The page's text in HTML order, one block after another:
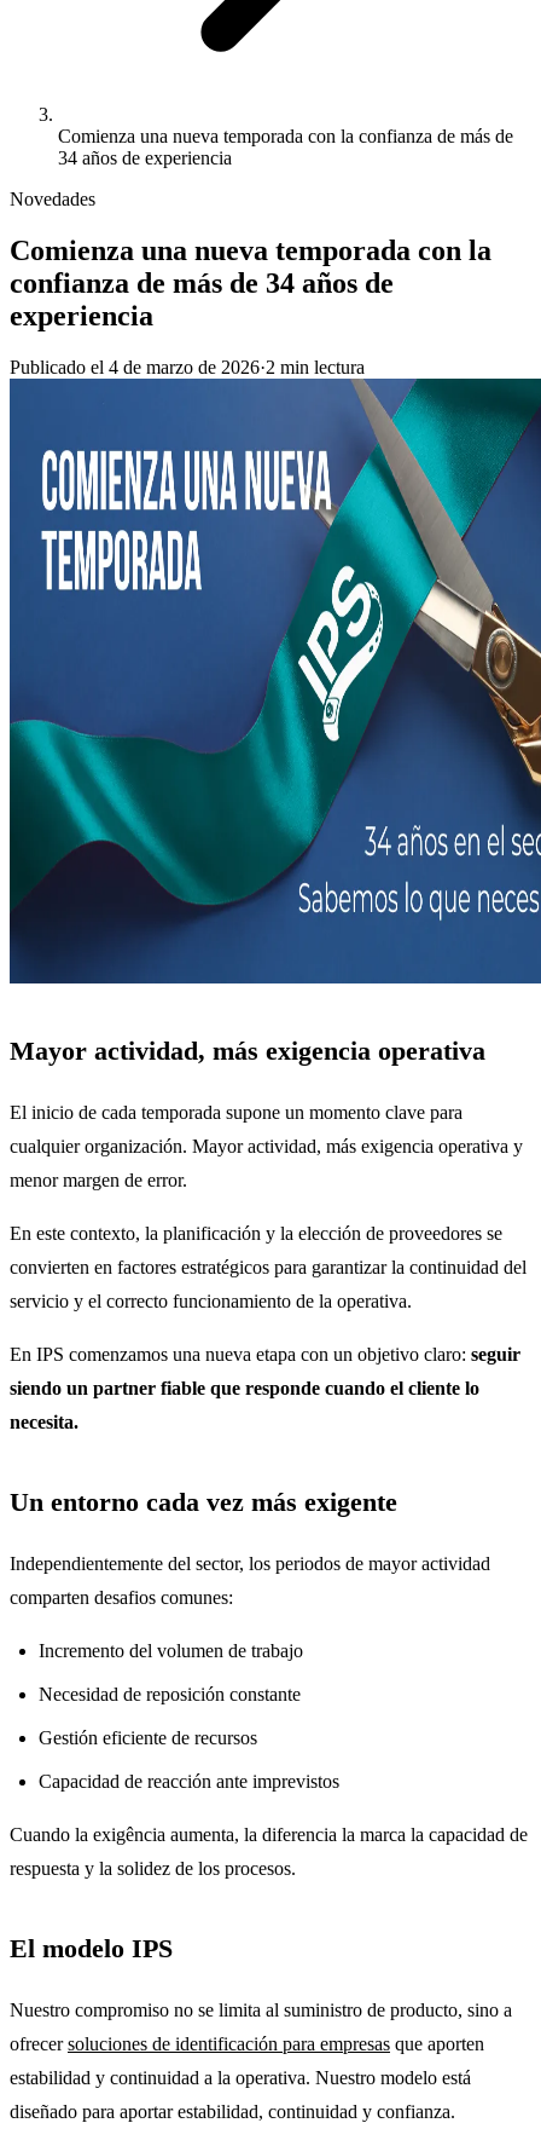
Comienza una nueva temporada con la confianza de más de
34 años de experiencia
Novedades
Comienza una nueva temporada con la
confianza de más de 34 años de
experiencia
Publicado el 4 de marzo de 2026·2 min lectura
Mayor actividad, más exigencia operativa
El inicio de cada temporada supone un momento clave para
cualquier organización. Mayor actividad, más exigencia operativa y
menor margen de error.
En este contexto, la planificación y la elección de proveedores se
convierten en factores estratégicos para garantizar la continuidad del
servicio y el correcto funcionamiento de la operativa.
En IPS comenzamos una nueva etapa con un objetivo claro: seguir
siendo un partner fiable que responde cuando el cliente lo
necesita.
Un entorno cada vez más exigente
Independientemente del sector, los periodos de mayor actividad
comparten desafios comunes:
Incremento del volumen de trabajo
Necesidad de reposición constante
Gestión eficiente de recursos
Capacidad de reacción ante imprevistos
Cuando la exigência aumenta, la diferencia la marca la capacidad de
respuesta y la solidez de los procesos.
El modelo IPS
Nuestro compromiso no se limita al suministro de producto, sino a
ofrecersoluciones de identificación para empresas que aporten
estabilidad y continuidad a la operativa. Nuestro modelo está
diseñado para aportar estabilidad, continuidad y confianza.